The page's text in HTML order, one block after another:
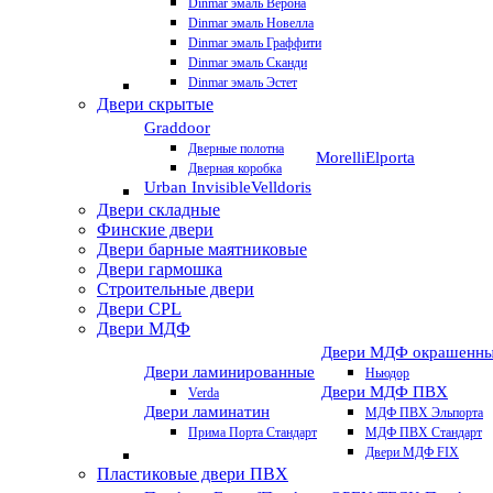
Dinmar эмаль Верона
Dinmar эмаль Новелла
Dinmar эмаль Граффити
Dinmar эмаль Сканди
Dinmar эмаль Эстет
Двери скрытые
Graddoor
Дверные полотна
Дверная коробка
Urban InvisibleVelldoris
MorelliElporta
Двери складные
Финские двери
Двери барные маятниковые
Двери гармошка
Строительные двери
Двери CРL
Двери МДФ
Двери ламинированные
Verda
Двери ламинатин
Прима Порта Стандарт
Двери МДФ
Ньюдор
Двери МДФ ПВХ
МДФ ПВХ Эльпорта
МДФ ПВХ Стандарт
Двери МДФ FIX
Пластиковые двери ПВХ